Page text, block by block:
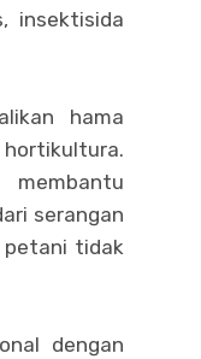
insektisida
hama
serangan
petani tidak
dengan